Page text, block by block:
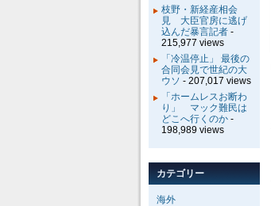
枝野・新経産相会
見 大臣官房に逃げ
込んだ暴言記者 -
215,977 views
「冷温停止」 最後の
合同会見で世紀の大
ウソ - 207,017 views
「ホームレスお断わ
り」 マック難民は
どこへ行くのか -
198,989 views
カテゴリー
海外